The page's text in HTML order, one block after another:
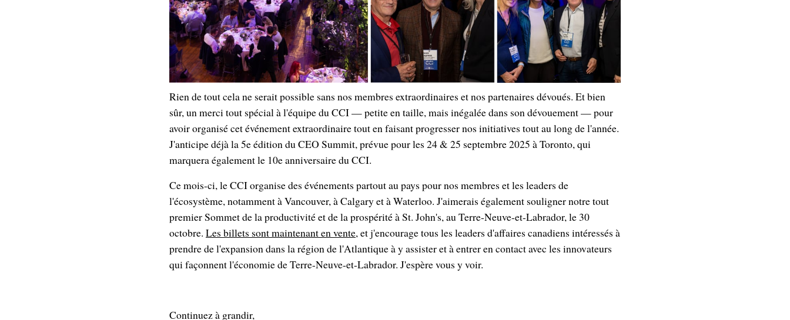
Rien de tout cela ne serait possible sans nos membres extraordinaires et nos partenaires dévoués. Et bien
sûr, un merci tout spécial à l'équipe du CCI — petite en taille, mais inégalée dans son dévouement — pour
avoir organisé cet événement extraordinaire tout en faisant progresser nos initiatives tout au long de l'année.
J'anticipe déjà la 5e édition du CEO Summit, prévue pour les 24 & 25 septembre 2025 à Toronto, qui
marquera également le 10e anniversaire du CCI.
Ce mois-ci, le CCI organise des événements partout au pays pour nos membres et les leaders de
l'écosystème, notamment à Vancouver, à Calgary et à Waterloo. J'aimerais également souligner notre tout
premier Sommet de la productivité et de la prospérité à St. John's, au Terre-Neuve-et-Labrador, le 30
octobre. Les billets sont maintenant en vente,et j'encourage tous les leaders d'affaires canadiens intéressés à
prendre de l'expansion dans la région de l'Atlantique à y assister et à entrer en contact avec les innovateurs
qui façonnent l'économie de Terre-Neuve-et-Labrador. J'espère vous y voir.
Continuez à grandir,